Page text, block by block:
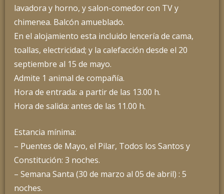
lavadora y horno, y salon-comedor con TV y
chimenea. Balcón amueblado.
En el alojamiento esta incluido lencería de cama,
toallas, electricidad; y la calefacción desde el 20
septiembre al 15 de mayo.
Admite 1 animal de compañía.
Hora de entrada: a partir de las 13.00 h.
Hora de salida: antes de las 11.00 h.
Estancia mínima:
– Puentes de Mayo, el Pilar, Todos los Santos y
Constitución: 3 noches.
– Semana Santa (30 de marzo al 05 de abril) : 5
noches.